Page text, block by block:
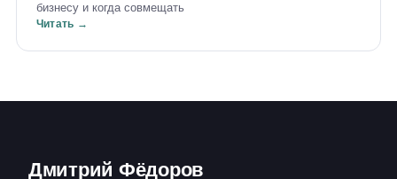
бизнесу и когда совмещать
Читать →
Дмитрий Фёдоров